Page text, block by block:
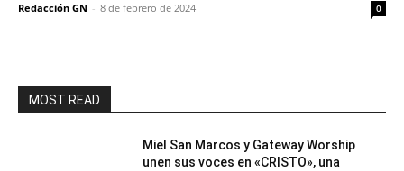
Redacción GN - 8 de febrero de 2024 0
MOST READ
Miel San Marcos y Gateway Worship
unen sus voces en «CRISTO», una